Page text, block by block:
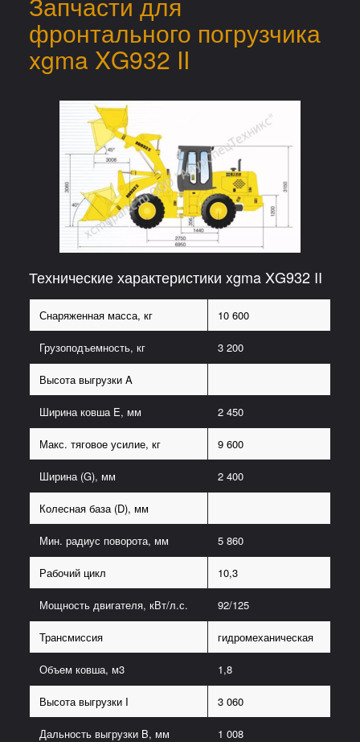
фронтального погрузчика
xgma XG932 II
Технические характеристики xgma XG932 II
Снаряженная масса, кг 10 600
Грузоподъемность, кг 3 200
Высота выгрузки A
Ширина ковша E, мм 2 450
Макс. тяговое усилие, кг 9 600
Ширина (G), мм 2 400
Колесная база (D), мм
Мин. радиус поворота, мм 5 860
Рабочий цикл 10,3
Мощность двигателя, кВт/л.с. 92/125
Трансмиссия гидромеханическая
Объем ковша, м3 1,8
Высота выгрузки I 3 060
Дальность выгрузки B, мм 1 008